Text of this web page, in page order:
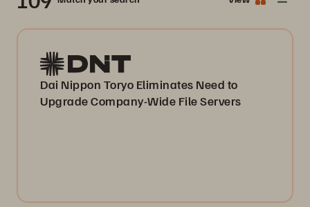
Dai Nippon Toryo Eliminates Need to
Upgrade Company-Wide File Servers